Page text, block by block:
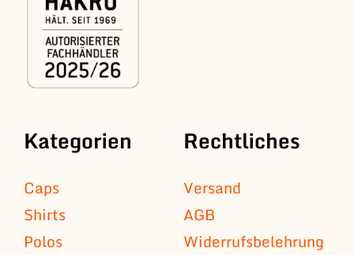
Kategorien
Caps
Shirts
Polos
Rechtliches
Versand
AGB
Widerrufsbelehrung